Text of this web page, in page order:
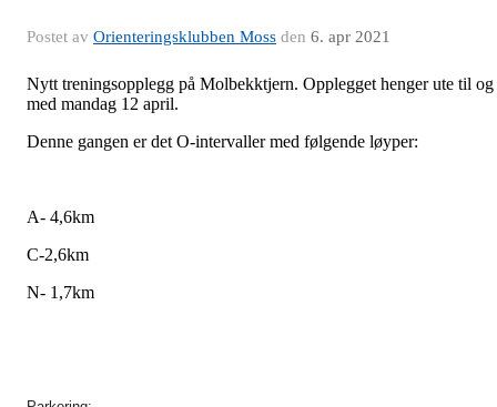
Postet av Orienteringsklubben Moss den 6. apr 2021
Nytt treningsopplegg på Molbekktjern. Opplegget henger ute til og
med mandag 12 april.
Denne gangen er det O-intervaller med følgende løyper:
A- 4,6km
C-2,6km
N- 1,7km